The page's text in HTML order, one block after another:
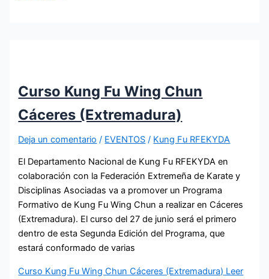
Curso Kung Fu Wing Chun
Cáceres (Extremadura)
Deja un comentario / EVENTOS / Kung Fu RFEKYDA
El Departamento Nacional de Kung Fu RFEKYDA en
colaboración con la Federación Extremeña de Karate y
Disciplinas Asociadas va a promover un Programa
Formativo de Kung Fu Wing Chun a realizar en Cáceres
(Extremadura). El curso del 27 de junio será el primero
dentro de esta Segunda Edición del Programa, que
estará conformado de varias
Curso Kung Fu Wing Chun Cáceres (Extremadura) Leer